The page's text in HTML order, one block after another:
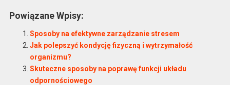
Powiązane Wpisy:
Sposoby na efektywne zarządzanie stresem
Jak polepszyć kondycję fizyczną i wytrzymałość
organizmu?
Skuteczne sposoby na poprawę funkcji układu
odpornościowego